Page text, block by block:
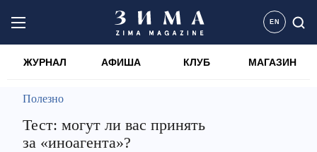
EN
ЖУРНАЛ АФИША КЛУБ МАГАЗИН
Полезно
Тест: могут ли вас принять
за «иноагента»?